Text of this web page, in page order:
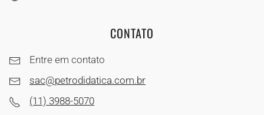
CONTATO
Entre em contato
sac@petrodidatica.com.br
(11) 3988-5070